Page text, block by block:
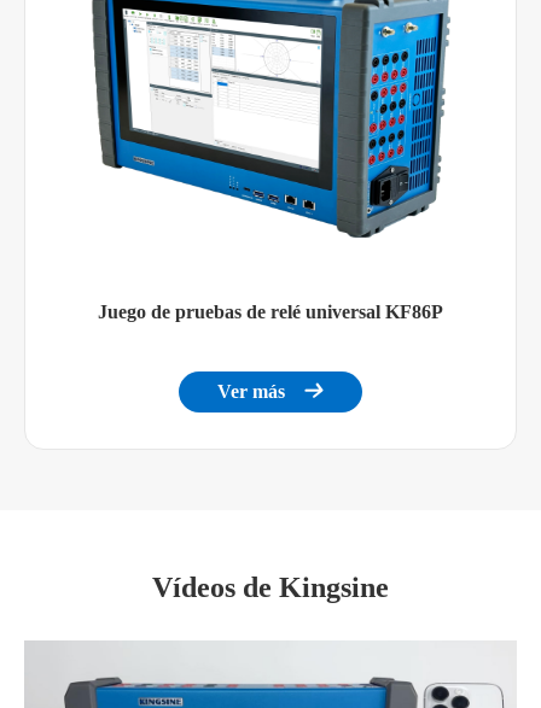
Juego de pruebas de relé universal KF86P
Ver más 
Vídeos de Kingsine